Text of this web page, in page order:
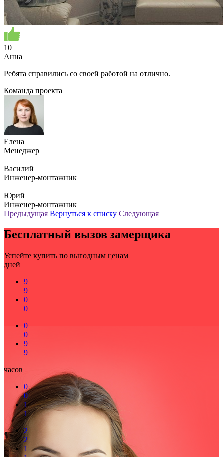
10
Анна
Ребята справились со своей работой на отлично.
Команда проекта
Елена
Менеджер
Василий
Инженер-монтажник
Юрий
Инженер-монтажник
Предыдущая Вернуться к списку Следующая
Бесплатный вызов замерщика
Успейте купить по выгодным ценам
дней
9
9
0
0
0
0
9
9
часов
0
0
1
1
2
2
1